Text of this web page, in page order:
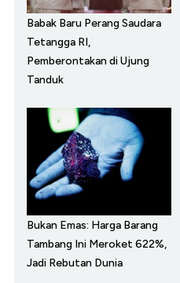
Babak Baru Perang Saudara
Tetangga RI,
Pemberontakan di Ujung
Tanduk
Bukan Emas: Harga Barang
Tambang Ini Meroket 622%,
Jadi Rebutan Dunia